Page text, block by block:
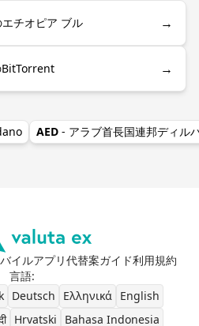
チオピア ブル →
BitTorrent →
AED - アラブ首長国連邦ディル
イルアプリ代替案ガイド利用規約
言語:
Deutsch Ελληνικά
English
Hrvatski Bahasa Indonesia